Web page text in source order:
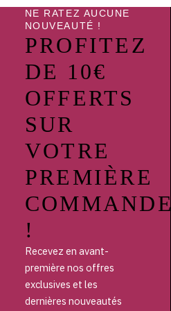
NE RATEZ AUCUNE
NOUVEAUTÉ !
PROFITEZ
DE 10€
OFFERTS
SUR
VOTRE
PREMIÈRE
COMMANDE
!
Recevez en avant-
première nos offres
exclusives et les
dernières nouveautés